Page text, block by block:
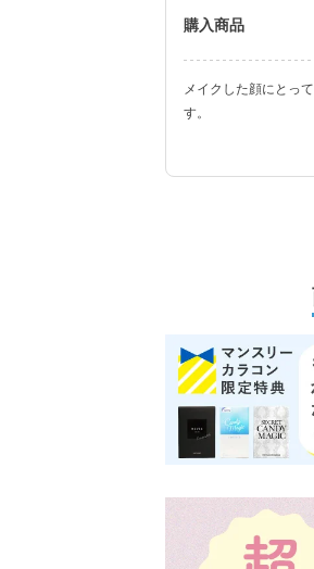
購入商品
メイクした顔にとっ
す。